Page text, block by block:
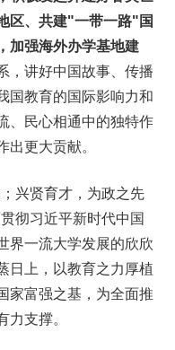
区、共建"一带一路"国
加强海外办学基地建
，讲好中国故事、传播
国教育的国际影响力和
、民心相通中的独特作
出更大贡献。
兴贤育才，为政之先
彻习近平新时代中国
界一流大学发展的欣欣
日上，以教育之力厚植
家富强之基，为全面推
力支撑。